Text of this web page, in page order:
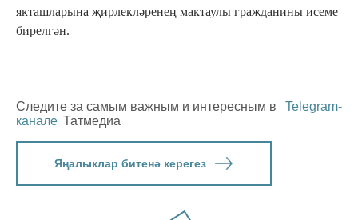
якташларына җирлекләренең мактаулы гражданины исеме
бирелгән.
Следите за самым важным и интересным в
Telegram-
канале Татмедиа
Яңалыклар битенә керегез